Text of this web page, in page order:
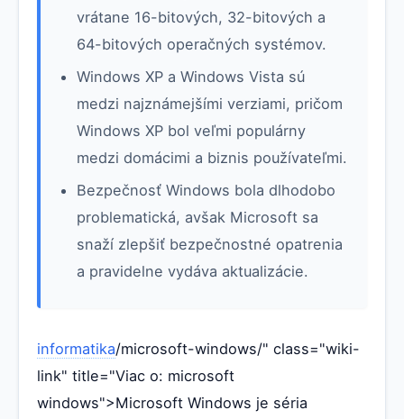
vrátane 16-bitových, 32-bitových a
64-bitových operačných systémov.
Windows XP a Windows Vista sú
medzi najznámejšími verziami, pričom
Windows XP bol veľmi populárny
medzi domácimi a biznis používateľmi.
Bezpečnosť Windows bola dlhodobo
problematická, avšak Microsoft sa
snaží zlepšiť bezpečnostné opatrenia
a pravidelne vydáva aktualizácie.
informatika/microsoft-windows/" class="wiki-
link" title="Viac o: microsoft
windows">Microsoft Windows je séria